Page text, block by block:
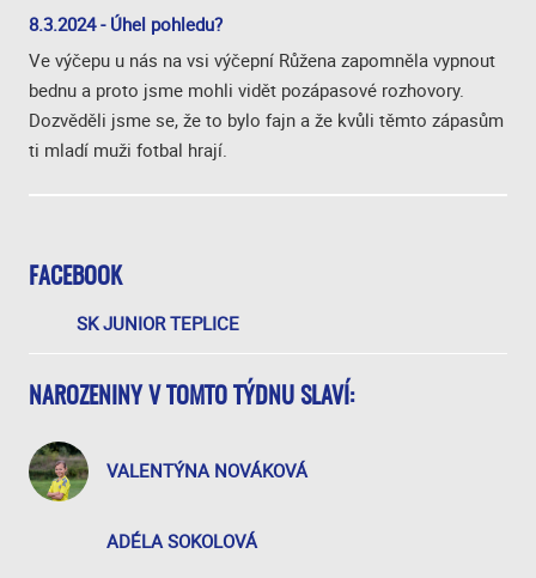
FACEBOOK
SK JUNIOR TEPLICE
NAROZENINY V TOMTO TÝDNU SLAVÍ:
VALENTÝNA NOVÁKOVÁ
ADÉLA SOKOLOVÁ
8.3.2024 - Úhel pohledu?
Ve výčepu u nás na vsi výčepní Růžena zapomněla vypnout
bednu a proto jsme mohli vidět pozápasové rozhovory.
Dozvěděli jsme se, že to bylo fajn a že kvůli těmto zápasům
ti mladí muži fotbal hrají.